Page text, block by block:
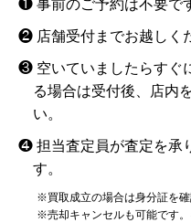
❶ 事前のご予約は不要で
❷ 店舗受付までお越しく
❸ 空いていましたらすぐ
る場合は受付後、店内
い。
❹ 担当査定員が査定を承
す。
※買取成立の場合は身分証を確
※売却キャンセルも可能です。